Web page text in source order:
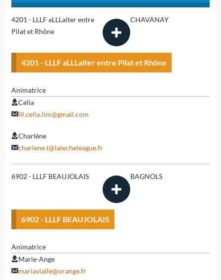
4201 - LLLF aLLLaiter entre
Pilat et Rhône
CHAVANAY
4201 - LLLF aLLLaiter entre Pilat et Rhône
Animatrice
Celia
lll.celia.lim@gmail.com
Charlène
charlene.t@lalecheleague.fr
6902 - LLLF BEAUJOLAIS BAGNOLS
6902 - LLLF BEAUJOLAIS
Animatrice
Marie-Ange
mariavialle@orange.fr